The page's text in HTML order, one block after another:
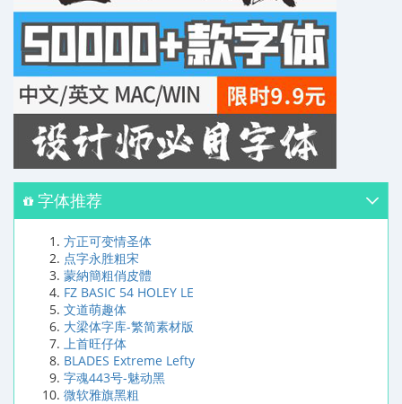
字体推荐
方正可变情圣体
点字永胜粗宋
蒙納簡粗俏皮體
FZ BASIC 54 HOLEY LE
文道萌趣体
大梁体字库-繁简素材版
上首旺仔体
BLADES Extreme Lefty
字魂443号-魅动黑
微软雅旗黑粗